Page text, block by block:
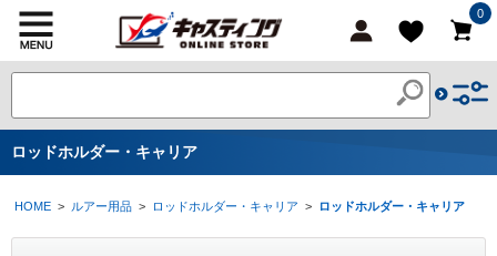
0
ロッドホルダー・キャリア
HOME > ルアー用品 > ロッドホルダー・キャリア > ロッドホルダー・キャリア